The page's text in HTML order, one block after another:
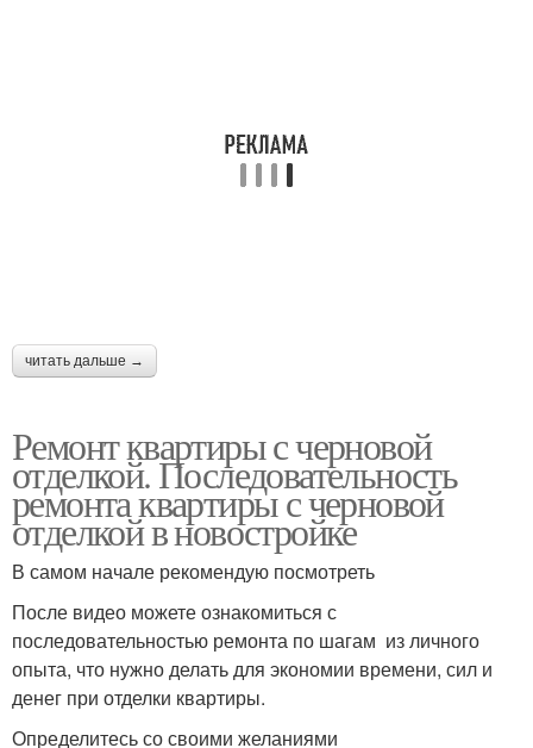
читать дальше →
Ремонт квартиры с черновой
отделкой. Последовательность
ремонта квартиры с черновой
отделкой в новостройке
В самом начале рекомендую посмотреть
После видео можете ознакомиться с
последовательностью ремонта по шагам из личного
опыта, что нужно делать для экономии времени, сил и
денег при отделки квартиры.
Определитесь со своими желаниями